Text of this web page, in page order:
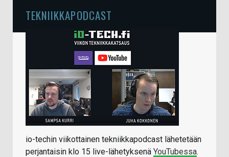
TEKNIIKKAPODCAST
io-techin viikottainen tekniikkapodcast lähetetään
perjantaisin klo 15 live-lähetyksenä YouTubessa.